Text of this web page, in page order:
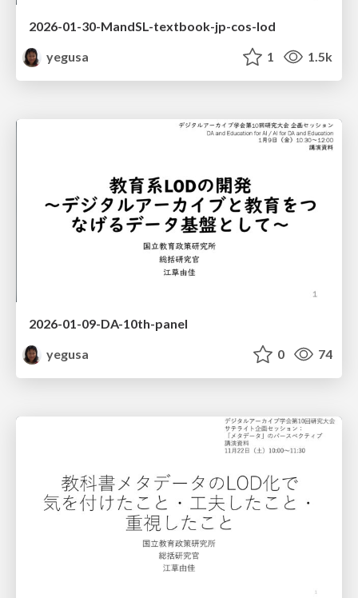
2026-01-30-MandSL-textbook-jp-cos-lod
yegusa
1 1.5k
2026-01-09-DA-10th-panel
yegusa
0 74